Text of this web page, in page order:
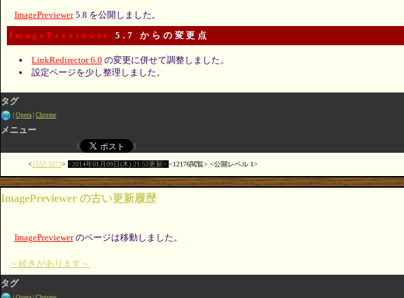
ImagePreviewer5.8 を公開しました。
ImagePreviewer 5.7 からの変更点
LinkRedirector 6.0 の変更に併せて調整しました。
設定ページを少し整理しました。
タグ
Opera Chrome
メニュー
日記:3273 2014年01月09日(木) 21:53更新 12176閲覧 公開レベル 1
ImagePreviewer の古い更新履歴
ImagePreviewerのページは移動しました。
～続きがあります～
タグ